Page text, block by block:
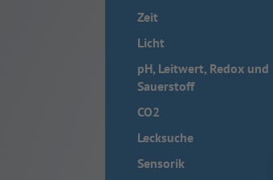
Zeit
Licht
pH, Leitwert, Redox und
Sauerstoff
CO2
Lecksuche
Sensorik